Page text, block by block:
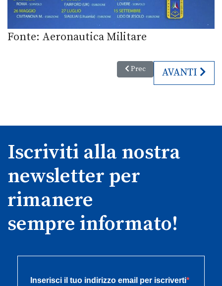
Fonte: Aeronautica Militare
Articolo precedente: Qualità
Prec ARTICOLO
AVANTI
Iscriviti alla nostra
newsletter per
rimanere
sempre informato!